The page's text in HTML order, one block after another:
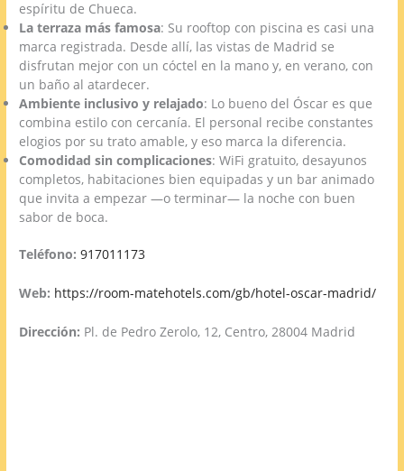
espíritu de Chueca.
La terraza más famosa: Su rooftop con piscina es casi una
marca registrada. Desde allí, las vistas de Madrid se
disfrutan mejor con un cóctel en la mano y, en verano, con
un baño al atardecer.
Ambiente inclusivo y relajado: Lo bueno del Óscar es que
combina estilo con cercanía. El personal recibe constantes
elogios por su trato amable, y eso marca la diferencia.
Comodidad sin complicaciones: WiFi gratuito, desayunos
completos, habitaciones bien equipadas y un bar animado
que invita a empezar —o terminar— la noche con buen
sabor de boca.
Teléfono:917011173
Web: https://room-matehotels.com/gb/hotel-oscar-madrid/
Dirección: Pl. de Pedro Zerolo, 12, Centro, 28004 Madrid